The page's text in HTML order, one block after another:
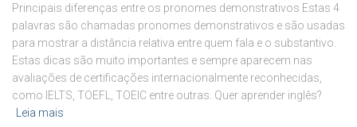
Principais diferenças entre os pronomes demonstrativos Estas 4
palavras são chamadas pronomes demonstrativos e são usadas
para mostrar a distância relativa entre quem fala e o substantivo.
Estas dicas são muito importantes e sempre aparecem nas
avaliações de certificações internacionalmente reconhecidas,
como IELTS, TOEFL, TOEIC entre outras. Quer aprender inglês?
Leia mais